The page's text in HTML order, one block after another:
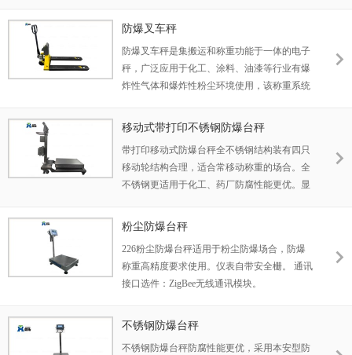
防爆等级：Ex ia II BT5
防爆叉车秤
防爆叉车秤是集搬运和称重功能于一体的电子
秤，广泛应用于化工、涂料、油漆等行业有爆
炸性气体和爆炸性粉尘环境使用，该称重系统
防爆称重仪表组成；具有可移动、操作简便、
动强度，提度工作效率。
移动式带打印不锈钢防爆台秤
带打印移动式防爆台秤全不锈钢结构装有四只
移动轮结构合理，适合常移动称重的场合。全
不锈钢更适用于化工、药厂防腐性能更优。显
超强的抗干扰能力；秤体材材质有碳钢和不锈
粉尘防爆台秤
226粉尘防爆台秤适用于粉尘防爆场合，防爆
称重高精度要求使用。仪表自带安全栅。 通讯
接口选件：ZigBee无线通讯模块。
不锈钢防爆台秤
不锈钢防爆台秤防腐性能更优，采用本安型防